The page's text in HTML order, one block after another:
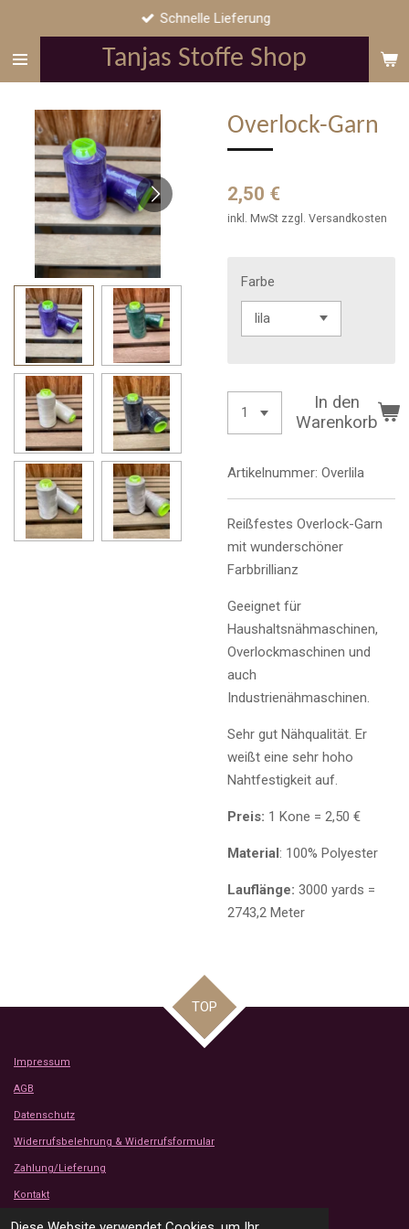
springen
Tanjas Stoffe Shop
Schnelle Lieferung
Overlock-Garn
2,50 €
inkl. MwSt zzgl. Versandkosten
Farbe
In den
Warenkorb
Artikelnummer: Overlila
Reißfestes Overlock-Garn
mit wunderschöner
Farbbrillianz
Geeignet für
Haushaltsnähmaschinen,
Overlockmaschinen und
auch
Industrienähmaschinen.
Sehr gut Nähqualität. Er
weißt eine sehr hoho
Nahtfestigkeit auf.
Preis: 1 Kone = 2,50 €
Material: 100% Polyester
Lauflänge: 3000 yards =
2743,2 Meter
TOP
Impressum
AGB
Datenschutz
Widerrufsbelehrung & Widerrufsformular
Zahlung/Lieferung
Kontakt
Kundenbewertungen